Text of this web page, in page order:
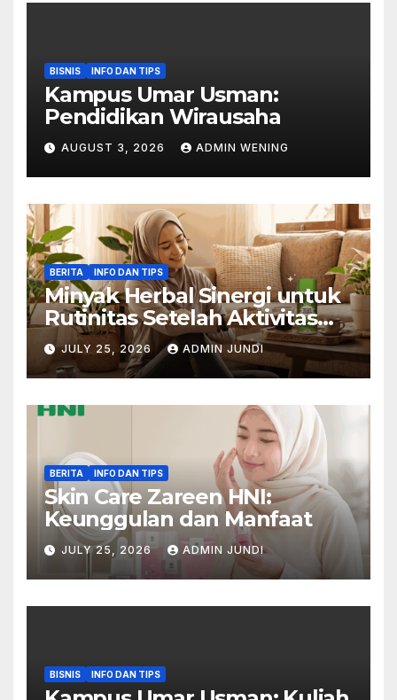
BISNIS INFO DAN TIPS
Kampus Umar Usman:
Pendidikan Wirausaha
AUGUST 3, 2026 ADMIN WENING
BERITA INFO DAN TIPS
Minyak Herbal Sinergi untuk
Rutinitas Setelah Aktivitas
Padat
JULY 25, 2026 ADMIN JUNDI
BERITA INFO DAN TIPS
Skin Care Zareen HNI:
Keunggulan dan Manfaat
JULY 25, 2026 ADMIN JUNDI
BISNIS INFO DAN TIPS